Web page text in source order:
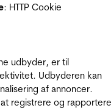
: HTTP Cookie
udbyder, er til
Udbyderen kan
af annoncer.
registrere og